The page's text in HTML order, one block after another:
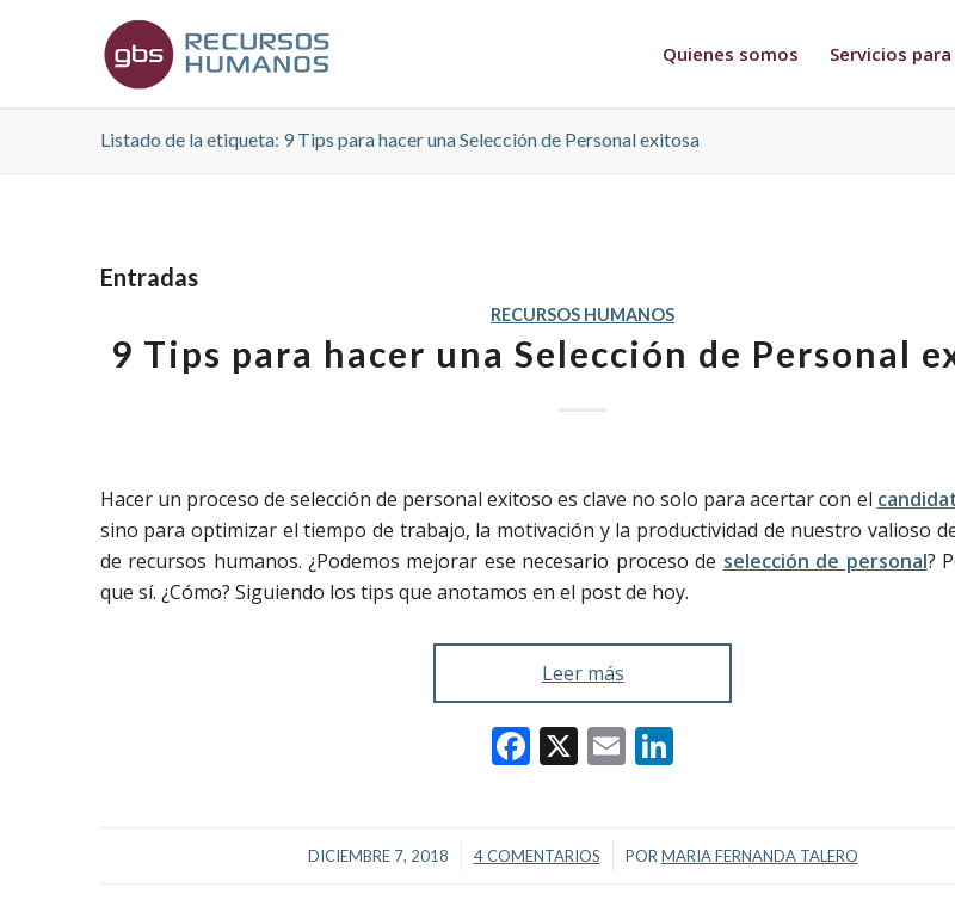
Quienes somos Servicios
Listado de la etiqueta: 9 Tips para hacer una Selección de Personal exitosa
Entradas
RECURSOS HUMANOS
9 Tips para hacer una Selección de Personal
Hacer un proceso de selección de personal exitoso es clave no solo para acertar con el
sino para optimizar el tiempo de trabajo, la motivación y la productividad de nuestro valioso
de recursos humanos. ¿Podemos mejorar ese necesario proceso de selección de personal?
que sí. ¿Cómo? Siguiendo los tips que anotamos en el post de hoy.
Leer más
Facebook
X Email
DICIEMBRE 7, 2018
/ 4 COMENTARIOS
/ POR MARIA FERNANDA TALERO